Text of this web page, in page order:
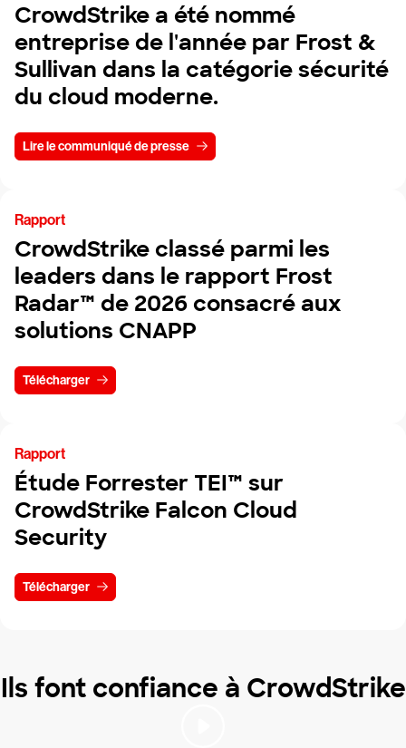
CrowdStrike a été nommé
entreprise de l'année par Frost &
Sullivan dans la catégorie sécurité
du cloud moderne.
Lire le communiqué de presse
Rapport
CrowdStrike classé parmi les
leaders dans le rapport Frost
Radar™ de 2026 consacré aux
solutions CNAPP
Télécharger
Rapport
Étude Forrester TEI™ sur
CrowdStrike Falcon Cloud
Security
Télécharger
Ils font confiance à CrowdStrike